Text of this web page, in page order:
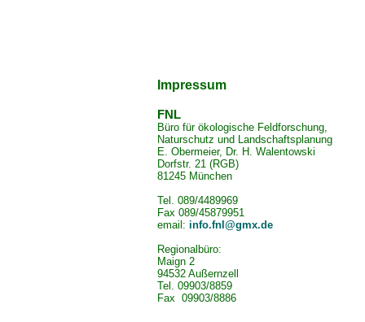
Impressum
FNL
Büro für ökologische Feldforschung,
Naturschutz und Landschaftsplanung
E. Obermeier, Dr. H. Walentowski
Dorfstr. 21 (RGB)
81245 München
Tel. 089/4489969
Fax 089/45879951
email: info.fnl@gmx.de
Regionalbüro:
Maign 2
94532 Außernzell
Tel. 09903/8859
Fax 09903/8886